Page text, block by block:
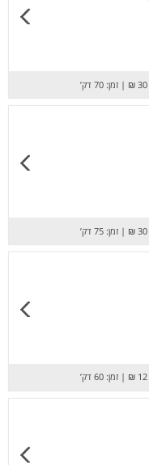
| זמן: 70 דק’
| זמן: 75 דק’
| זמן: 60 דק’